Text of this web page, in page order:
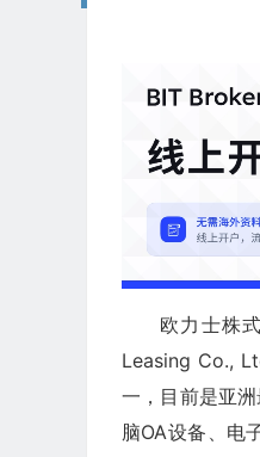
欧力士株
Leasing Co.,
一，目前是亚
脑OA设备、电